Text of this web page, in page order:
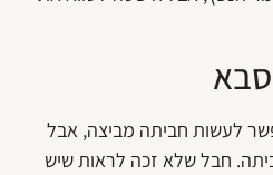
לעשות חביתה מביצה, אבל
חבל שלא זכה לראות שיש